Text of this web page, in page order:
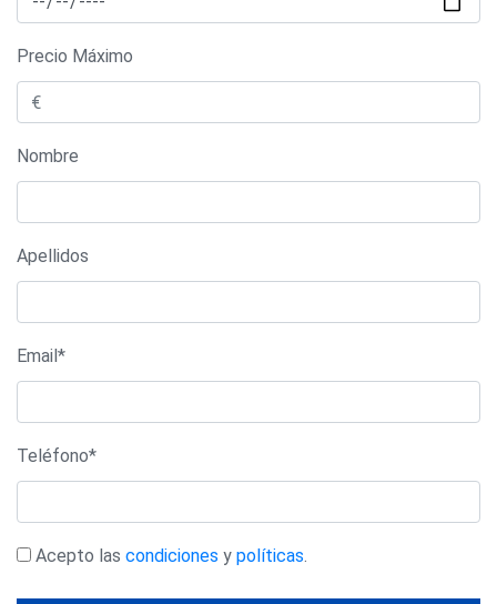
Precio Máximo
Nombre
Apellidos
Email*
Teléfono*
Acepto las condiciones y políticas.